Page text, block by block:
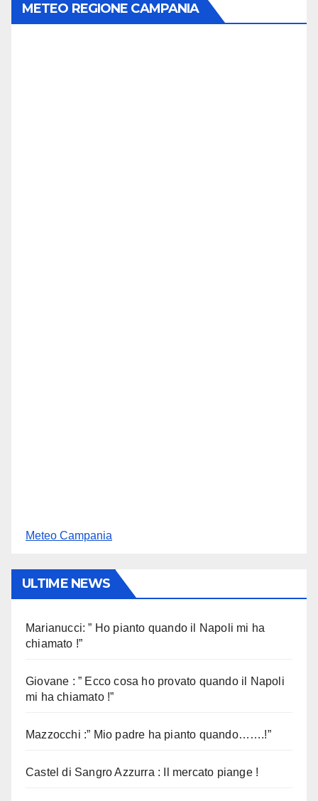
METEO REGIONE CAMPANIA
Meteo Campania
ULTIME NEWS
Marianucci: ” Ho pianto quando il Napoli mi ha
chiamato !”
Giovane : ” Ecco cosa ho provato quando il Napoli
mi ha chiamato !”
Mazzocchi :” Mio padre ha pianto quando…….!”
Castel di Sangro Azzurra : Il mercato piange !